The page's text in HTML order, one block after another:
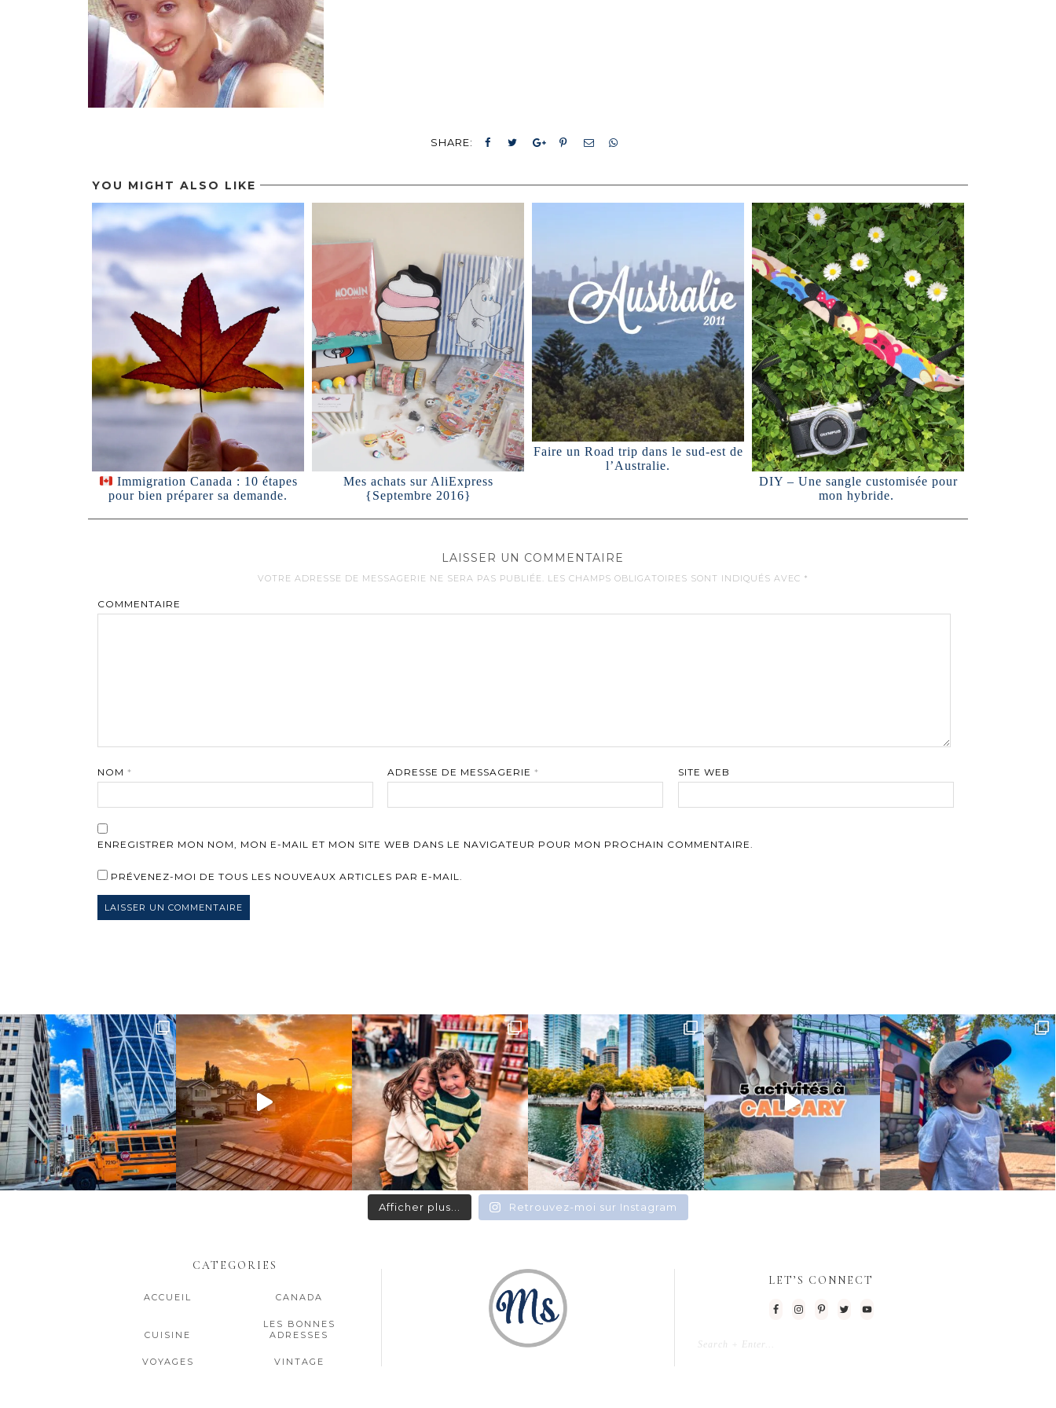
SHARE:
YOU MIGHT ALSO LIKE
Immigration Canada : 10 étapes
pour bien préparer sa demande.
Mes achats sur AliExpress
{Septembre 2016}
Faire un Road trip dans le sud-est de
l’Australie.
DIY – Une sangle customisée pour
mon hybride.
LAISSER UN COMMENTAIRE
VOTRE ADRESSE DE MESSAGERIE NE SERA PAS PUBLIÉE. LES CHAMPS OBLIGATOIRES SONT INDIQUÉS AVEC *
COMMENTAIRE
NOM * ADRESSE DE MESSAGERIE * SITE WEB
ENREGISTRER MON NOM, MON E-MAIL ET MON SITE WEB DANS LE NAVIGATEUR POUR MON PROCHAIN COMMENTAIRE.
PRÉVENEZ-MOI DE TOUS LES NOUVEAUX ARTICLES PAR E-MAIL.
Afficher plus... Retrouvez-moi sur Instagram
CATEGORIES
ACCUEIL CANADA
CUISINE
LES BONNES
ADRESSES
VOYAGES VINTAGE
LET’S CONNECT